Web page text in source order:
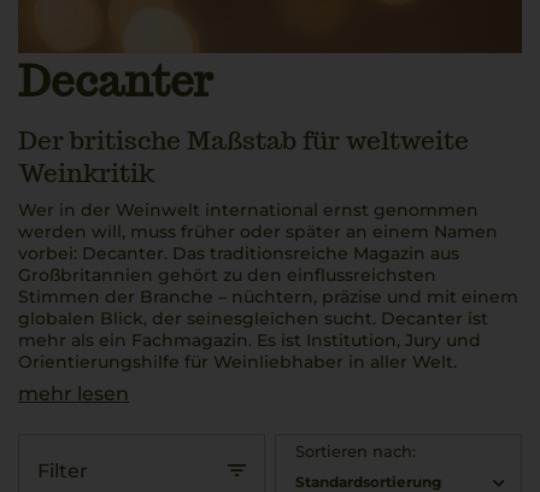
Decanter
Der britische Maßstab für weltweite
Weinkritik
Wer in der Weinwelt international ernst genommen
werden will, muss früher oder später an einem Namen
vorbei: Decanter. Das traditionsreiche Magazin aus
Großbritannien gehört zu den einflussreichsten
Stimmen der Branche – nüchtern, präzise und mit einem
globalen Blick, der seinesgleichen sucht. Decanter ist
mehr als ein Fachmagazin. Es ist Institution, Jury und
Orientierungshilfe für Weinliebhaber in aller Welt.
mehr lesen
Filter
Sortieren nach:
Standardsortierung